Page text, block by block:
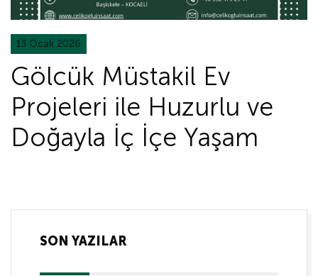
13 Ocak 2026
Gölcük Müstakil Ev
Projeleri ile Huzurlu ve
Doğayla İç İçe Yaşam
SON YAZILAR